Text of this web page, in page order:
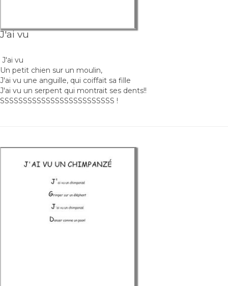
J'ai vu
J'ai vu
Un petit chien sur un moulin,
J'ai vu une anguille, qui coiffait sa fille
J'ai vu un serpent qui montrait ses dents!!
SSSSSSSSSSSSSSSSSSSSSSSSS !